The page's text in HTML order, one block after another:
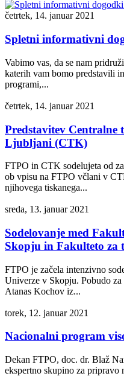
četrtek, 14. januar 2021
Spletni informativni
Vabimo vas, da se nam
katerih vam bomo predstavili
programi,...
četrtek, 14. januar 2021
Predstavitev Centralne
Ljubljani (CTK)
FTPO in CTK sodelujeta od
ob vpisu na FTPO včlani v
njihovega tiskanega...
sreda, 13. januar 2021
Sodelovanje med
Skopju in Fakulteto za
FTPO je začela intenzivno
Univerze v Skopju. Pobudo za
Atanas Kochov iz...
torek, 12. januar 2021
Nacionalni program
Dekan FTPO, doc. dr. Blaž
ekspertno skupino za pripravo